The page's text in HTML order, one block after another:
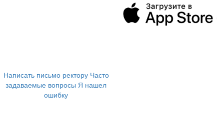
Написать письмо ректору Часто
задаваемые вопросы Я нашел
ошибку